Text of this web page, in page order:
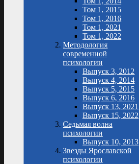
Том 1, 2015
Том 1, 2016
Том 1, 2021
Том 1, 2022
Методология
современной
психологии
Выпуск 3, 2012
Выпуск 4, 2014
Выпуск 5, 2015
Выпуск 6, 2016
Выпуск 13, 2021
Выпуск 15, 2022
Седьмая волна
психологии
Выпуск 10, 2013
Звезды Ярославской
психологии